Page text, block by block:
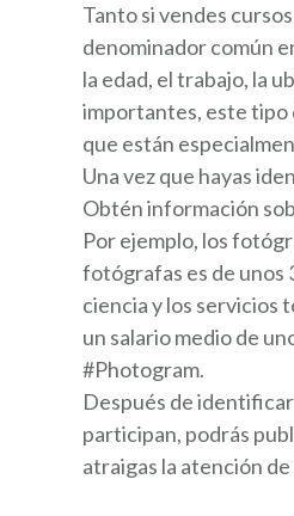
Tanto si vendes
denominador común
la edad, el trabajo, la
importantes, este tipo
que están
Una vez que hayas
Obtén información
Por ejemplo, los
fotógrafas es de unos
ciencia y los servicios
un salario medio de
#Photogram.
Después de
participan, podrás
atraigas la atención